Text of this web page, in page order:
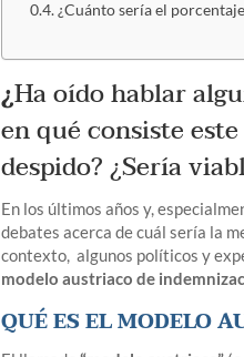
¿Cuánto sería el
¿Ha oído hablar
en qué consiste
despido? ¿Sería
En los últimos años y,
debates acerca de cuál sería la
contexto, algunos políticos y
modelo austriaco de
QUÉ ES EL MODELO